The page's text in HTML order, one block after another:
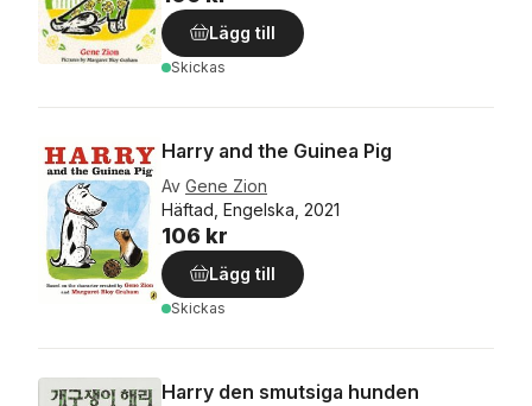
Lägg till
Skickas
Harry and the Guinea Pig
Av Gene Zion
Häftad, Engelska, 2021
106 kr
Lägg till
Skickas
Harry den smutsiga hunden